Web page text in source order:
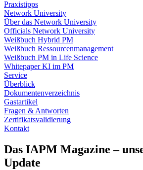
Praxistipps
Network University
Über das Network University
Officials Network University
Weißbuch Hybrid PM
Weißbuch Ressourcenmanagement
Weißbuch PM in Life Science
Whitepaper KI im PM
Service
Überblick
Dokumentenverzeichnis
Gastartikel
Fragen & Antworten
Zertifikatsvalidierung
Kontakt
Das IAPM Magazine –
Update